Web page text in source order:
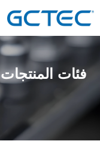
فئات المنتجات